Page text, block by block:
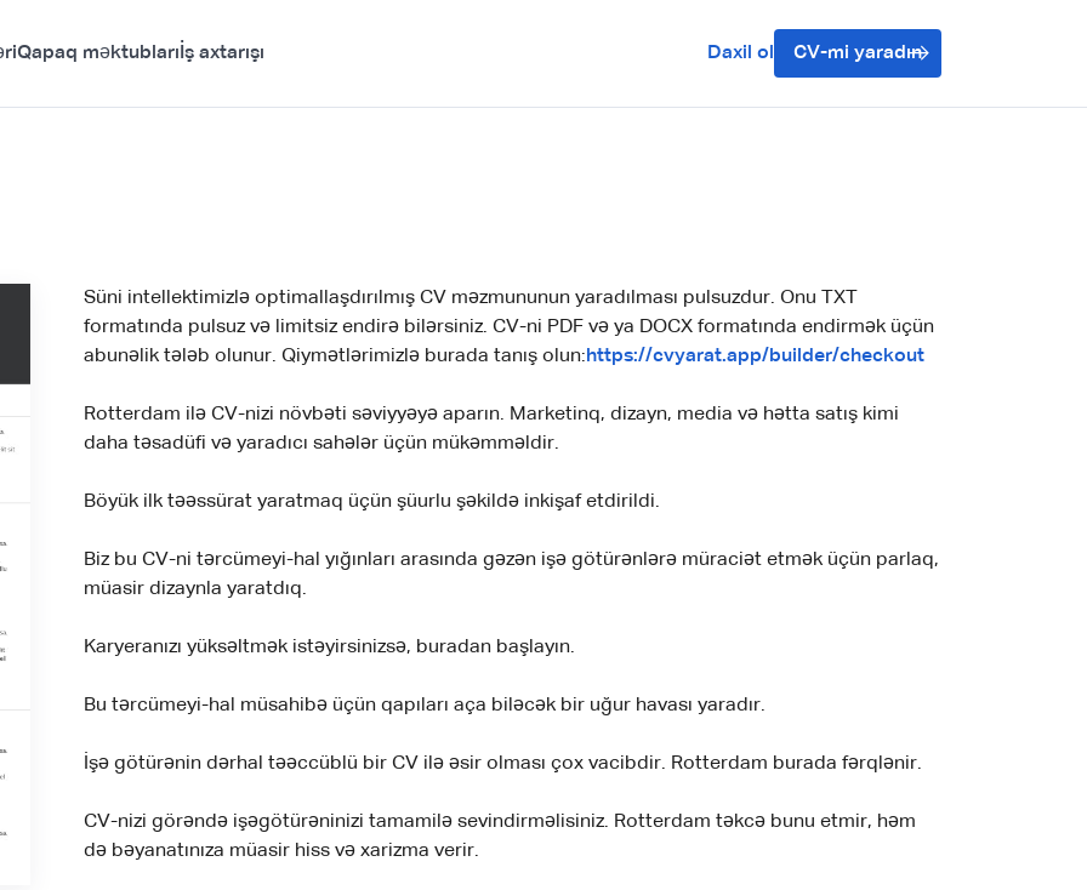
Qapaq məktubları İş axtarışı Daxil ol CV-mi yaradın
Süni intellektimizlə optimallaşdırılmış CV məzmununun yaradılması pulsuzdur. Onu TXT
formatında pulsuz və limitsiz endirə bilərsiniz. CV-ni PDF və ya DOCX formatında endirmək üçün
abunəlik tələb olunur. Qiymətlərimizlə burada tanış olun:https://cvyarat.app/builder/checkout
Rotterdam ilə CV-nizi növbəti səviyyəyə aparın. Marketinq, dizayn, media və hətta satış kimi
daha təsadüfi və yaradıcı sahələr üçün mükəmməldir.
Böyük ilk təəssürat yaratmaq üçün şüurlu şəkildə inkişaf etdirildi.
Biz bu CV-ni tərcümeyi-hal yığınları arasında gəzən işə götürənlərə müraciət etmək üçün parlaq,
müasir dizaynla yaratdıq.
Karyeranızı yüksəltmək istəyirsinizsə, buradan başlayın.
Bu tərcümeyi-hal müsahibə üçün qapıları aça biləcək bir uğur havası yaradır.
İşə götürənin dərhal təəccüblü bir CV ilə əsir olması çox vacibdir. Rotterdam burada fərqlənir.
CV-nizi görəndə işəgötürəninizi tamamilə sevindirməlisiniz. Rotterdam təkcə bunu etmir, həm
də bəyanatınıza müasir hiss və xarizma verir.